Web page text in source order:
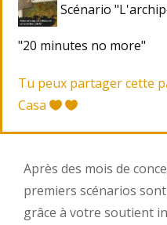
Scénario
"20 minutes no more"
Tu peux partager cette
Casa
Après des mois de
premiers scénarios
grâce à votre soutient